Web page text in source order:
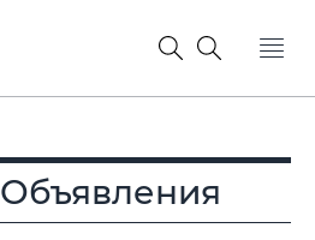
Объявления